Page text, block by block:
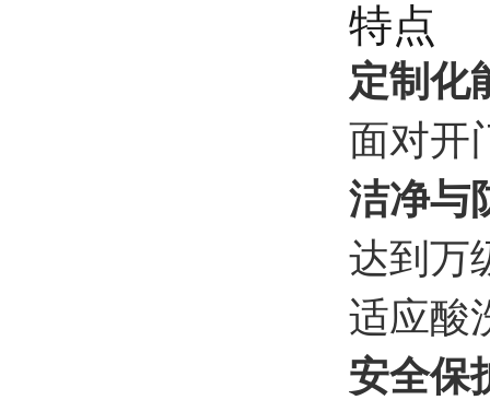
特点
定制化
面对开
洁净与
达到万
适应酸
安全保